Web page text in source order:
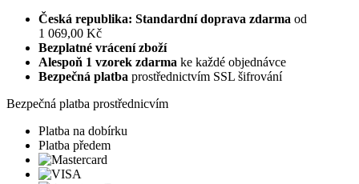
Česká republika: Standardní doprava zdarma od
1 069,00 Kč
Bezplatné vrácení zboží
Alespoň 1 vzorek zdarma ke každé objednávce
Bezpečná platba prostřednictvím SSL šifrování
Bezpečná platba prostřednicvím
Platba na dobírku
Platba předem